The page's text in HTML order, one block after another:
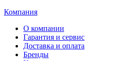
Компания
О компании
Гарантия и сервис
Доставка и оплата
Бренды